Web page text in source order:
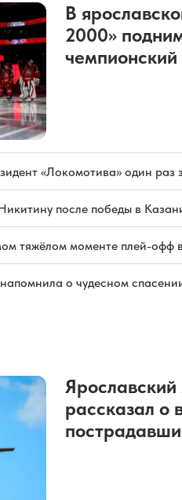
В
2000»
чемпионский
«Локомотива» один раз
после победы в
тяжёлом моменте плей-офф
о чудесном
рассказал о